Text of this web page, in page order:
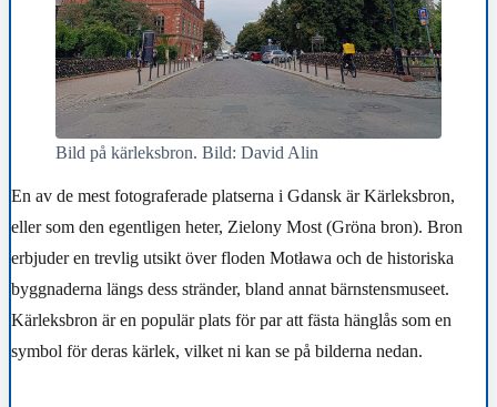
Bild på kärleksbron. Bild: David Alin
En av de mest fotograferade platserna i Gdansk är Kärleksbron,
eller som den egentligen heter, Zielony Most (Gröna bron). Bron
erbjuder en trevlig utsikt över floden Motława och de historiska
byggnaderna längs dess stränder, bland annat bärnstensmuseet.
Kärleksbron är en populär plats för par att fästa hänglås som en
symbol för deras kärlek, vilket ni kan se på bilderna nedan.